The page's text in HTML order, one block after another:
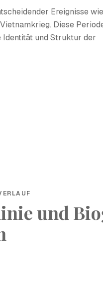
Ereignisse wie
Diese
und Struktur der
und